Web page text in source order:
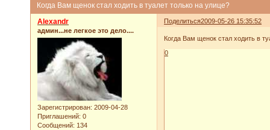
Когда Вам щенок стал ходить в туалет только на улице?
Поделиться2009-05-26 15:35:52
Alexandr
админ...не легкое это дело....
Зарегистрирован: 2009-04-28
Приглашений: 0
Сообщений: 134
Когда Вам щенок стал ходить в
0